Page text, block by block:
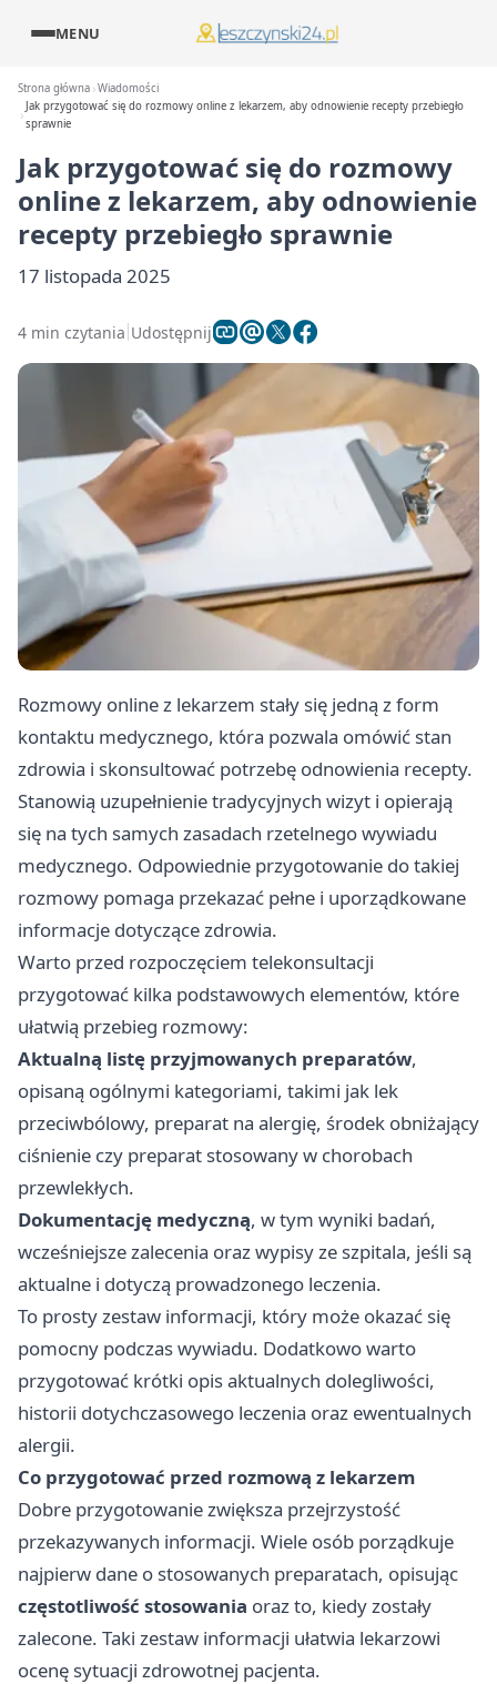
MENU
Strona główna Wiadomości
Jak przygotować się do rozmowy online z lekarzem, aby odnowienie recepty przebiegło
sprawnie
Jak przygotować się do rozmowy
online z lekarzem, aby odnowienie
recepty przebiegło sprawnie
17 listopada 2025
4 min czytania Udostępnij
Rozmowy online z lekarzem stały się jedną z form
kontaktu medycznego, która pozwala omówić stan
zdrowia i skonsultować potrzebę odnowienia recepty.
Stanowią uzupełnienie tradycyjnych wizyt i opierają
się na tych samych zasadach rzetelnego wywiadu
medycznego. Odpowiednie przygotowanie do takiej
rozmowy pomaga przekazać pełne i uporządkowane
informacje dotyczące zdrowia.
Warto przed rozpoczęciem telekonsultacji
przygotować kilka podstawowych elementów, które
ułatwią przebieg rozmowy:
Aktualną listę przyjmowanych preparatów,
opisaną ogólnymi kategoriami, takimi jak lek
przeciwbólowy, preparat na alergię, środek obniżający
ciśnienie czy preparat stosowany w chorobach
przewlekłych.
Dokumentację medyczną, w tym wyniki badań,
wcześniejsze zalecenia oraz wypisy ze szpitala, jeśli są
aktualne i dotyczą prowadzonego leczenia.
To prosty zestaw informacji, który może okazać się
pomocny podczas wywiadu. Dodatkowo warto
przygotować krótki opis aktualnych dolegliwości,
historii dotychczasowego leczenia oraz ewentualnych
alergii.
Co przygotować przed rozmową z lekarzem
Dobre przygotowanie zwiększa przejrzystość
przekazywanych informacji. Wiele osób porządkuje
najpierw dane o stosowanych preparatach, opisując
częstotliwość stosowania oraz to, kiedy zostały
zalecone. Taki zestaw informacji ułatwia lekarzowi
ocenę sytuacji zdrowotnej pacjenta.